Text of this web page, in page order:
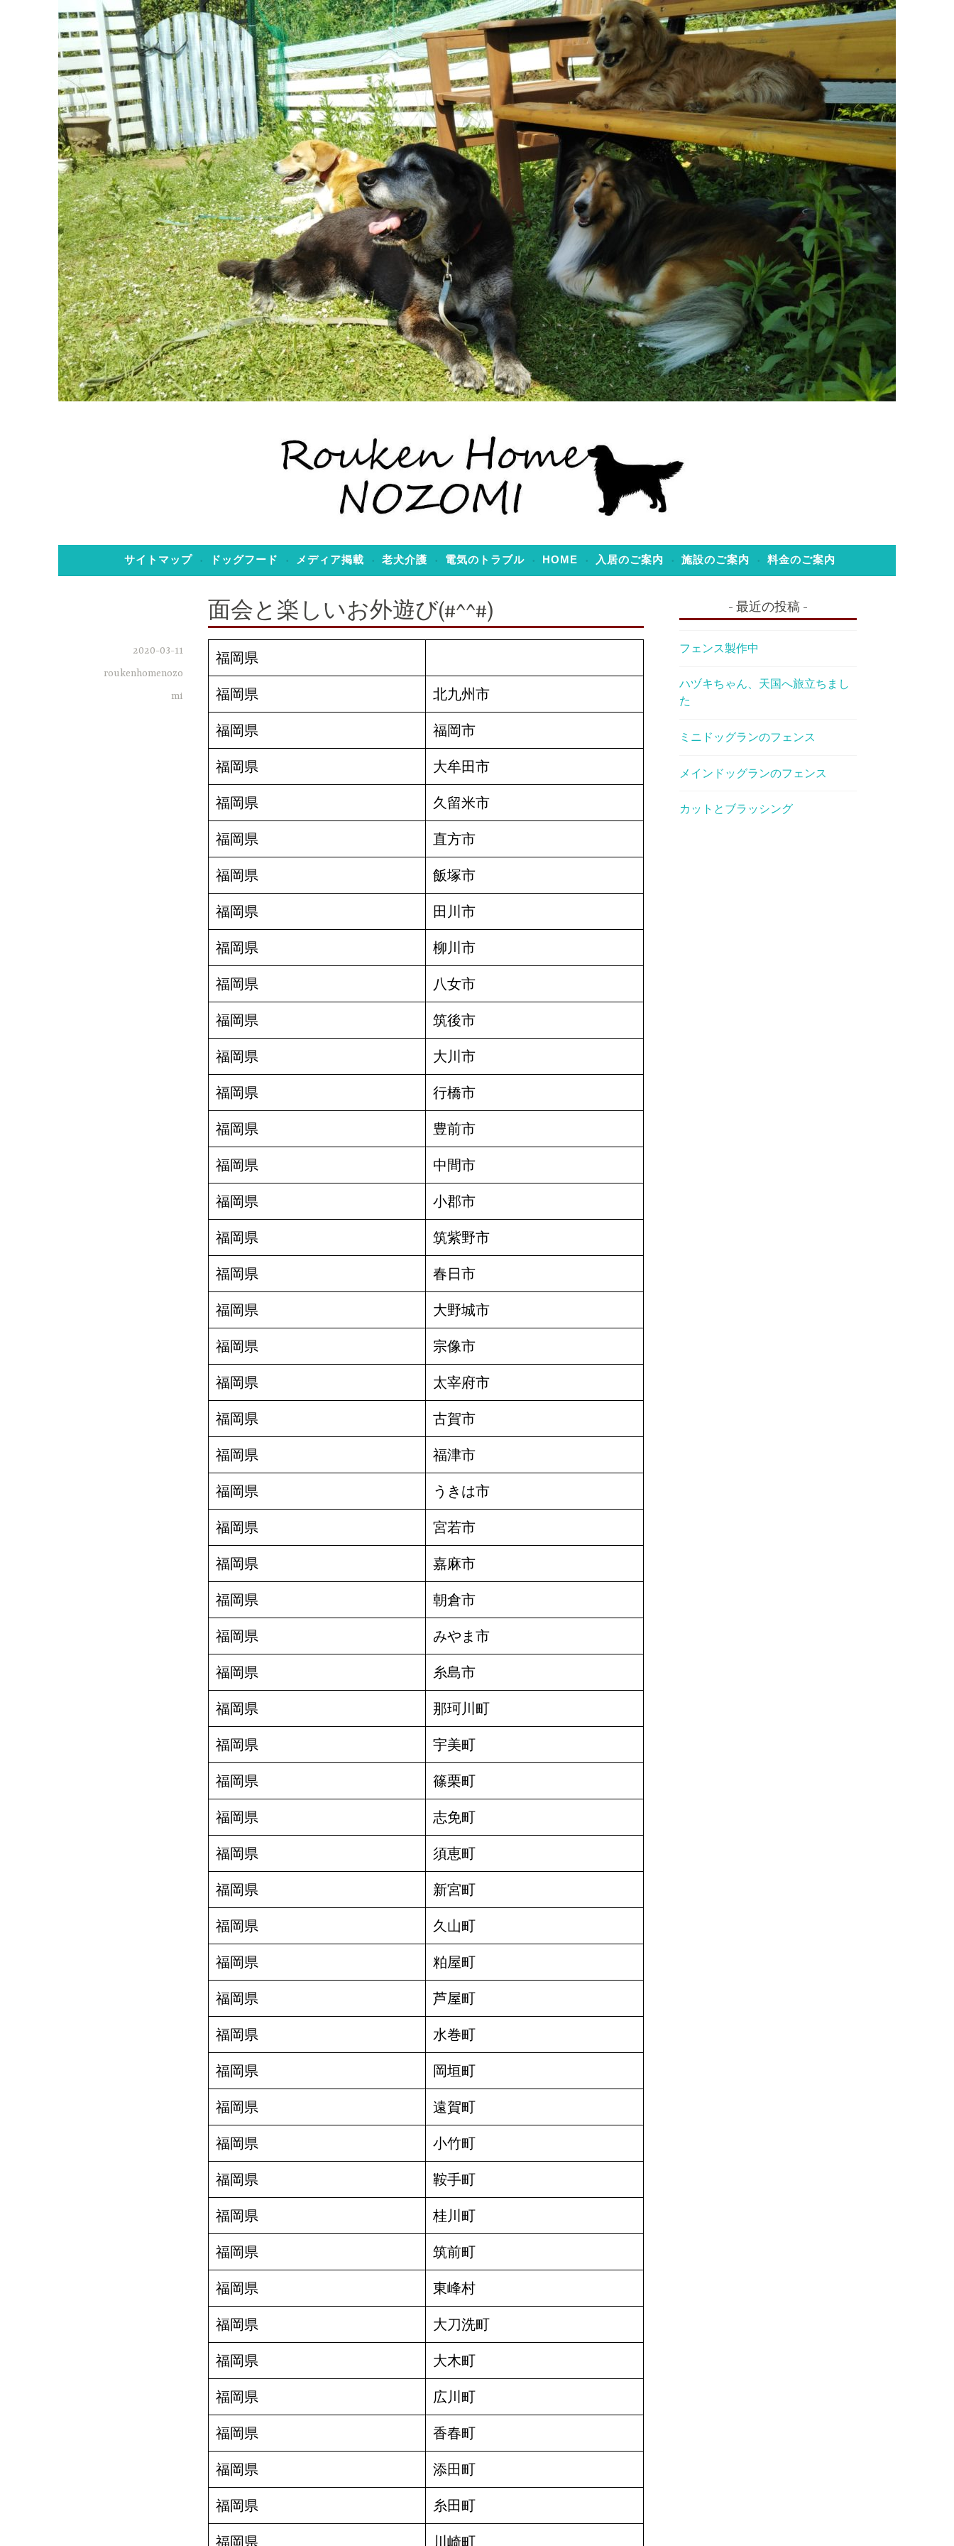
ン
ン
へ
ス
キ
ッ
プ
老犬ホーム のぞみ
サイトマップ ドッグフード メディア掲載 老犬介護 電気のトラブル HOME 入居のご案内 施設のご案内 料金のご案内
面会と楽しいお外遊び(#^^#)
2020-03-11
roukenhomenozo
mi
福岡県
福岡県 北九州市
福岡県 福岡市
福岡県 大牟田市
福岡県 久留米市
福岡県 直方市
福岡県 飯塚市
福岡県 田川市
福岡県 柳川市
福岡県 八女市
福岡県 筑後市
福岡県 大川市
福岡県 行橋市
福岡県 豊前市
福岡県 中間市
福岡県 小郡市
福岡県 筑紫野市
福岡県 春日市
福岡県 大野城市
福岡県 宗像市
福岡県 太宰府市
福岡県 古賀市
福岡県 福津市
福岡県 うきは市
福岡県 宮若市
福岡県 嘉麻市
福岡県 朝倉市
福岡県 みやま市
福岡県 糸島市
福岡県 那珂川町
福岡県 宇美町
福岡県 篠栗町
福岡県 志免町
福岡県 須恵町
福岡県 新宮町
福岡県 久山町
福岡県 粕屋町
福岡県 芦屋町
福岡県 水巻町
福岡県 岡垣町
福岡県 遠賀町
福岡県 小竹町
福岡県 鞍手町
福岡県 桂川町
福岡県 筑前町
福岡県 東峰村
福岡県 大刀洗町
福岡県 大木町
福岡県 広川町
福岡県 香春町
福岡県 添田町
福岡県 糸田町
福岡県 川崎町
最近の投稿
フェンス製作中
ハヅキちゃん、天国へ旅立ちまし
た
ミニドッグランのフェンス
メインドッグランのフェンス
カットとブラッシング